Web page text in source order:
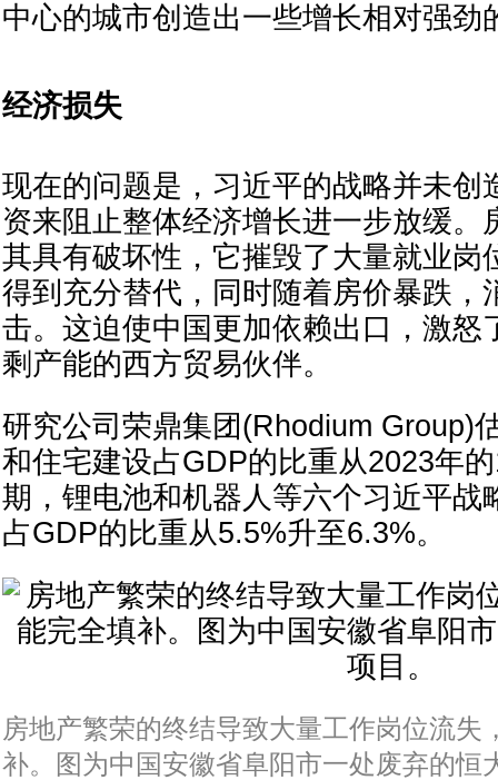
中心的城市创造出一些增长相对强劲
经济损失
现在的问题是，习近平的战略并未创
资来阻止整体经济增长进一步放缓。
其具有破坏性，它摧毁了大量就业岗
得到充分替代，同时随着房价暴跌，
击。这迫使中国更加依赖出口，激怒
剩产能的西方贸易伙伴。
研究公司荣鼎集团(Rhodium Group)
和住宅建设占GDP的比重从2023年
期，锂电池和机器人等六个习近平战
占GDP的比重从5.5%升至6.3%。
房地产繁荣的终结导致大量工作岗位流失
补。图为中国安徽省阜阳市一处废弃的恒